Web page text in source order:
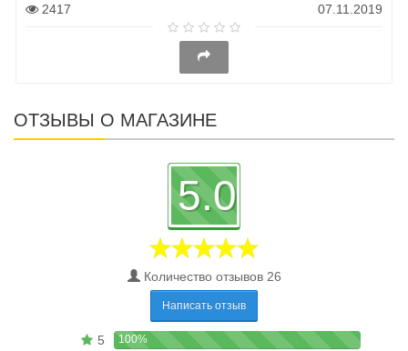
2417
07.11.2019
ОТЗЫВЫ О МАГАЗИНЕ
5.0
Количество отзывов 26
Написать отзыв
5 100%